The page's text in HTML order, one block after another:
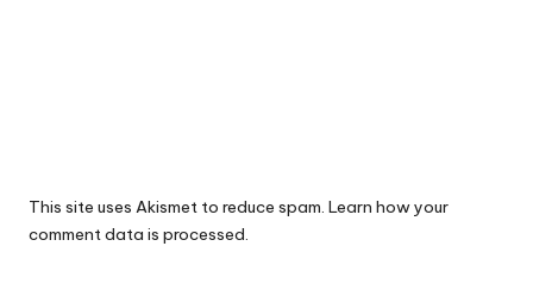
This site uses Akismet to reduce spam. Learn how your
comment data is processed.